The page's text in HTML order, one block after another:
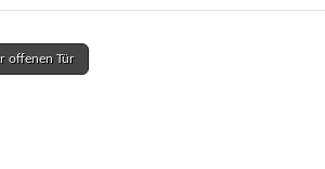
offenen Tür